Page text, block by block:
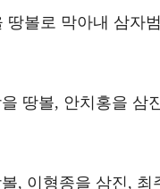
땅볼로 막아내 삼자
땅볼, 안치홍을 삼
, 이형종을 삼진, 최